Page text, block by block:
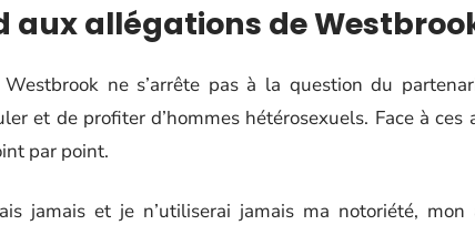
aux allégations de
Westbrook ne s’arrête pas à la question du
et de profiter d’hommes hétérosexuels. Face à ces
par point.
jamais et je n’utiliserai jamais ma notoriété,